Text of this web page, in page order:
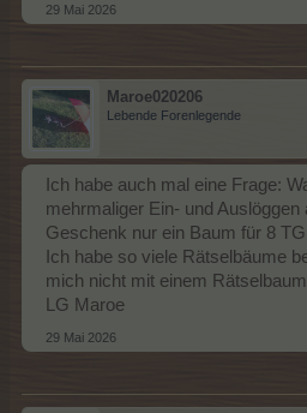
29 Mai 2026
Maroe020206
Lebende Forenlegende
Ich habe auch mal eine Frage:
mehrmaliger Ein- und
Geschenk nur ein Baum für 8
Ich habe so viele Rätselbäume
mich nicht mit einem
LG Maroe
29 Mai 2026